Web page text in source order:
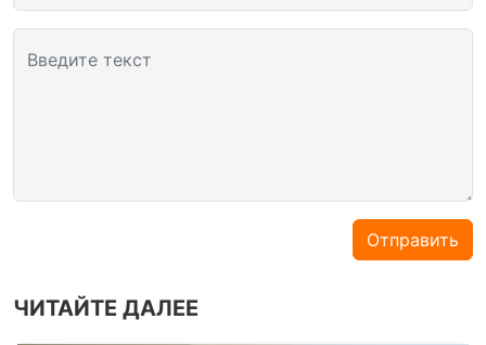
Введите текст
Отправить
ЧИТАЙТЕ ДАЛЕЕ